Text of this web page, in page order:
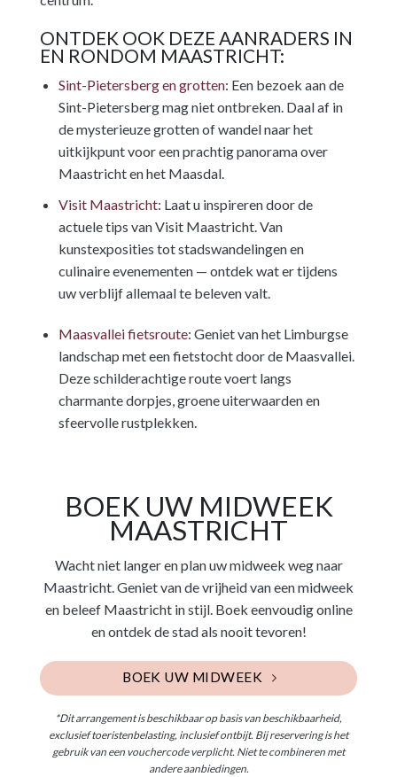
ONTDEK OOK DEZE AANRADERS IN
EN RONDOM MAASTRICHT:
Sint-Pietersberg en grotten: Een bezoek aan de
Sint-Pietersberg mag niet ontbreken. Daal af in
de mysterieuze grotten of wandel naar het
uitkijkpunt voor een prachtig panorama over
Maastricht en het Maasdal.
Visit Maastricht: Laat u inspireren door de
actuele tips van Visit Maastricht. Van
kunstexposities tot stadswandelingen en
culinaire evenementen — ontdek wat er tijdens
uw verblijf allemaal te beleven valt.
Maasvallei fietsroute: Geniet van het Limburgse
landschap met een fietstocht door de Maasvallei.
Deze schilderachtige route voert langs
charmante dorpjes, groene uiterwaarden en
sfeervolle rustplekken.
BOEK UW MIDWEEK
MAASTRICHT
Wacht niet langer en plan uw midweek weg naar
Maastricht. Geniet van de vrijheid van een midweek
en beleef Maastricht in stijl. Boek eenvoudig online
en ontdek de stad als nooit tevoren!
BOEK UW MIDWEEK
*Dit arrangement is beschikbaar op basis van beschikbaarheid,
exclusief toeristenbelasting, inclusief ontbijt. Bij reservering is het
gebruik van een vouchercode verplicht. Niet te combineren met
andere aanbiedingen.